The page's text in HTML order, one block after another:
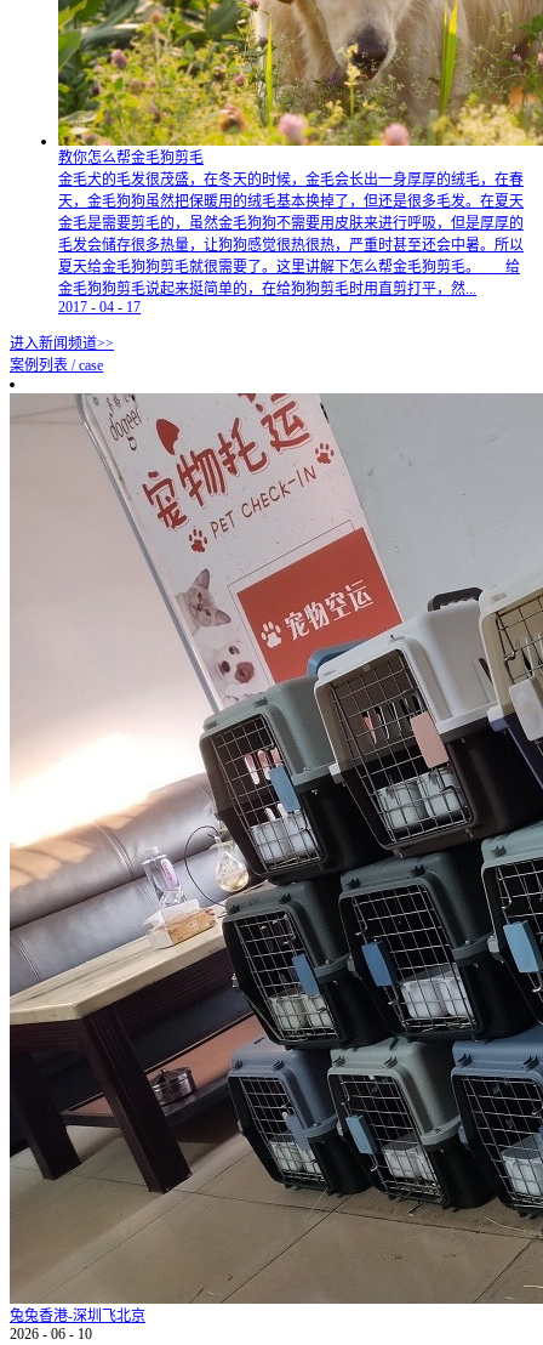
教你怎么帮金毛狗剪毛
金毛犬的毛发很茂盛，在冬天的时候，金毛会长出一身厚厚的绒毛，在春
天，金毛狗狗虽然把保暖用的绒毛基本换掉了，但还是很多毛发。在夏天
金毛是需要剪毛的，虽然金毛狗狗不需要用皮肤来进行呼吸，但是厚厚的
毛发会储存很多热量，让狗狗感觉很热很热，严重时甚至还会中暑。所以
夏天给金毛狗狗剪毛就很需要了。这里讲解下怎么帮金毛狗剪毛。 给
金毛狗狗剪毛说起来挺简单的，在给狗狗剪毛时用直剪打平，然...
2017 - 04 - 17
进入新闻频道>>
案例列表 / case
兔兔香港-深圳飞北京
2026 - 06 - 10